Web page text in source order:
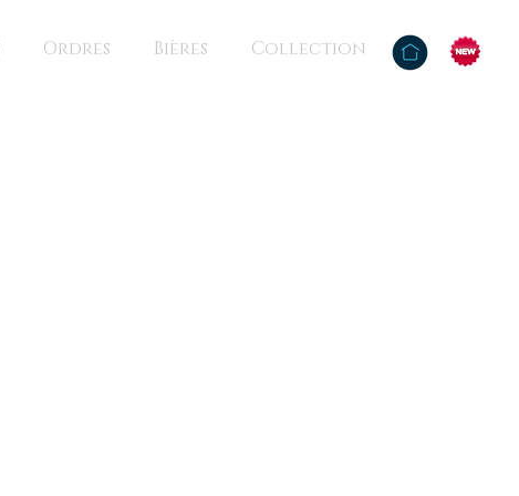
Ordres Bières Collection